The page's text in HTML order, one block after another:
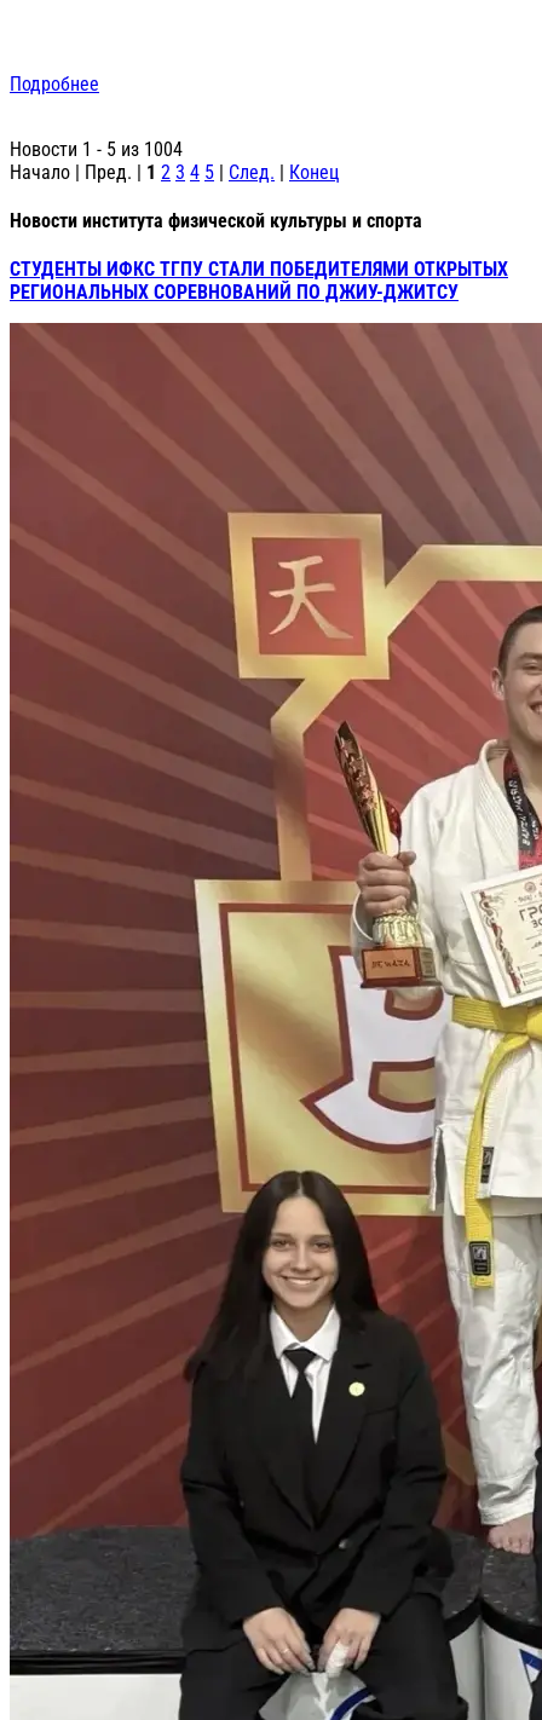
Подробнее
Новости 1 - 5 из 1004
Начало | Пред. | 1 2 3 4 5 | След. | Конец
Новости института физической культуры и спорта
СТУДЕНТЫ ИФКС ТГПУ СТАЛИ ПОБЕДИТЕЛЯМИ ОТКРЫТЫХ
РЕГИОНАЛЬНЫХ СОРЕВНОВАНИЙ ПО ДЖИУ-ДЖИТСУ